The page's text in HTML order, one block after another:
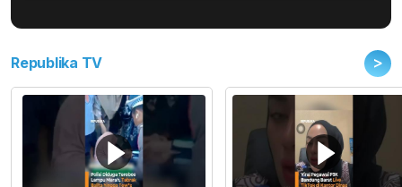
Republika TV >